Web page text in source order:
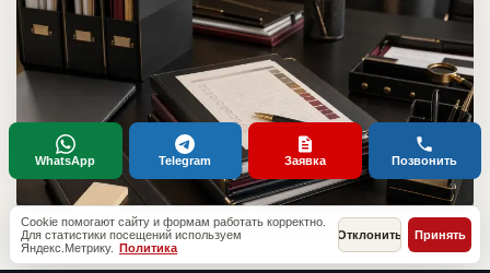
Cookie помогают сайту и формам работать корректно.
Для статистики посещений используем
Яндекс.Метрику. Политика
Отклонить Принять
WhatsApp Telegram Заявка Позвонить